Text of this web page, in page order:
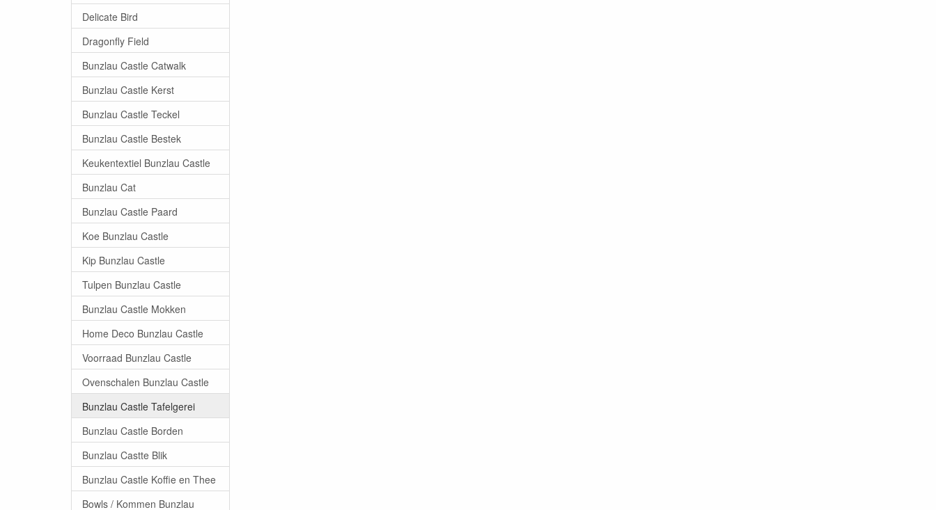
Delicate Bird
Dragonfly Field
Bunzlau Castle Catwalk
Bunzlau Castle Kerst
Bunzlau Castle Teckel
Bunzlau Castle Bestek
Keukentextiel Bunzlau Castle
Bunzlau Cat
Bunzlau Castle Paard
Koe Bunzlau Castle
Kip Bunzlau Castle
Tulpen Bunzlau Castle
Bunzlau Castle Mokken
Home Deco Bunzlau Castle
Voorraad Bunzlau Castle
Ovenschalen Bunzlau Castle
Bunzlau Castle Tafelgerei
Bunzlau Castle Borden
Bunzlau Castte Blik
Bunzlau Castle Koffie en Thee
Bowls / Kommen Bunzlau